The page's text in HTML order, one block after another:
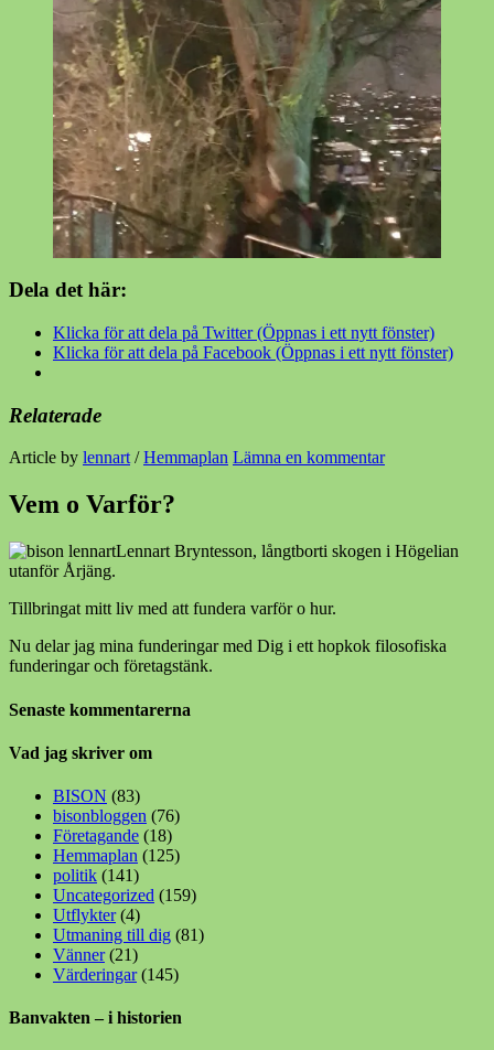
Dela det här:
Klicka för att dela på Twitter (Öppnas i ett nytt fönster)
Klicka för att dela på Facebook (Öppnas i ett nytt fönster)
Relaterade
Article by lennart /Hemmaplan Lämna en kommentar
Vem o Varför?
Lennart Bryntesson, långtborti skogen i Högelian
utanför Årjäng.
Tillbringat mitt liv med att fundera varför o hur.
Nu delar jag mina funderingar med Dig i ett hopkok filosofiska
funderingar och företagstänk.
Senaste kommentarerna
Vad jag skriver om
BISON (83)
bisonbloggen (76)
Företagande (18)
Hemmaplan (125)
politik (141)
Uncategorized (159)
Utflykter(4)
Utmaning till dig (81)
Vänner(21)
Värderingar(145)
Banvakten – i historien